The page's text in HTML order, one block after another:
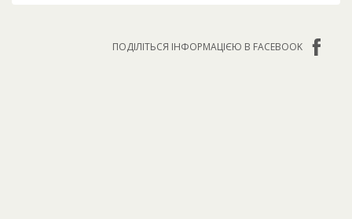
ПОДІЛІТЬСЯ ІНФОРМАЦІЄЮ В FACEBOOK